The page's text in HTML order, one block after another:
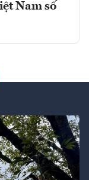
Nam số